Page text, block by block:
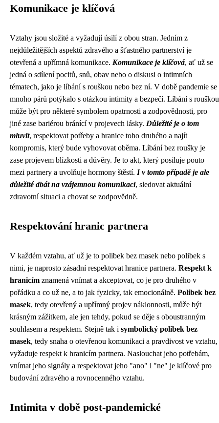
Komunikace je klíčová
Vztahy jsou složité a vyžadují úsilí z obou stran. Jedním z
nejdůležitějších aspektů zdravého a šťastného partnerství je
otevřená a upřímná komunikace. Komunikace je klíčová, ať už se
jedná o sdílení pocitů, snů, obav nebo o diskusi o intimních
tématech, jako je líbání s rouškou nebo bez ní. V době pandemie se
mnoho párů potýkalo s otázkou intimity a bezpečí. Líbání s rouškou
může být pro některé symbolem opatrnosti a zodpovědnosti, pro
jiné zase bariérou bránící v projevech lásky. Důležité je o tom
mluvit, respektovat potřeby a hranice toho druhého a najít
kompromis, který bude vyhovovat oběma. Líbání bez roušky je
zase projevem blízkosti a důvěry. Je to akt, který posiluje pouto
mezi partnery a uvolňuje hormony štěstí. I v tomto případě je ale
důležité dbát na vzájemnou komunikaci, sledovat aktuální
zdravotní situaci a chovat se zodpovědně.
Respektování hranic partnera
V každém vztahu, ať už je to polibek bez masek nebo polibek s
nimi, je naprosto zásadní respektovat hranice partnera. Respekt k
hranicím znamená vnímat a akceptovat, co je pro druhého v
pořádku a co už ne, a to jak fyzicky, tak emocionálně. Polibek bez
masek, tedy otevřený a upřímný projev náklonnosti, může být
krásným zážitkem, ale jen tehdy, pokud se děje s oboustranným
souhlasem a respektem. Stejně tak i symbolický polibek bez
masek, tedy snaha o otevřenou komunikaci a pravdivost ve vztahu,
vyžaduje respekt k hranicím partnera. Naslouchat jeho potřebám,
vnímat jeho signály a respektovat jeho "ano" i "ne" je klíčové pro
budování zdravého a rovnocenného vztahu.
Intimita v době post-pandemické